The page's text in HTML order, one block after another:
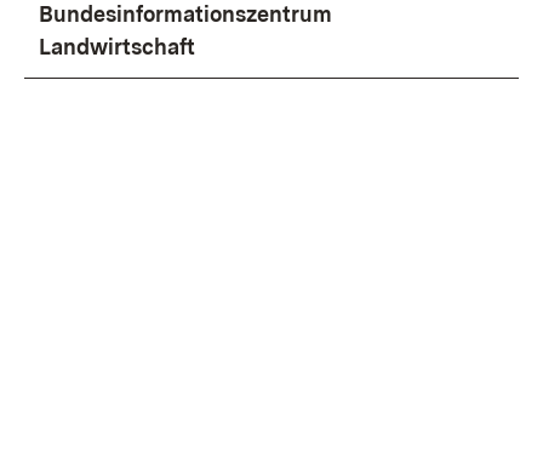
Bundesinformationszentrum
Landwirtschaft